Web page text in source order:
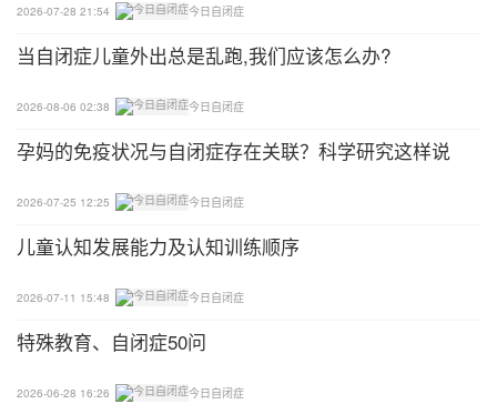
出声音的瓶子里装的是什么。
06
听声音做动作
觉和动知觉统合的统合能力，提升学习能力。
玩法：1-3岁的宝宝可以做一步或二步指令，两步指
令如：举手弯腰，3-6岁的孩子可以听指令做相反动
如二步指令：用右手捂住左眼，孩子的动作是用左手
捂住右眼。
2026-07-28 21:54 今日自闭症
当自闭症儿童外出总是乱跑,我们应该怎么办?
2026-08-06 02:38 今日自闭症
孕妈的免疫状况与自闭症存在关联？科学研究这样说
2026-07-25 12:25 今日自闭症
儿童认知发展能力及认知训练顺序
2026-07-11 15:48 今日自闭症
特殊教育、自闭症50问
2026-06-28 16:26 今日自闭症